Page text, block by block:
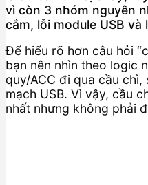
vì còn 3 nhóm nguyên
cắm, lỗi module USB và
Để hiểu rõ hơn câu hỏi
bạn nên nhìn theo logic
quy/ACC đi qua cầu
mạch USB. Vì vậy, cầu
nhất nhưng không phải